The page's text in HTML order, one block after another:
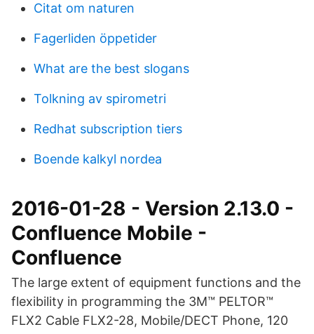
Citat om naturen
Fagerliden öppetider
What are the best slogans
Tolkning av spirometri
Redhat subscription tiers
Boende kalkyl nordea
2016-01-28 - Version 2.13.0 -
Confluence Mobile -
Confluence
The large extent of equipment functions and the
flexibility in programming the 3M™ PELTOR™
FLX2 Cable FLX2-28, Mobile/DECT Phone, 120